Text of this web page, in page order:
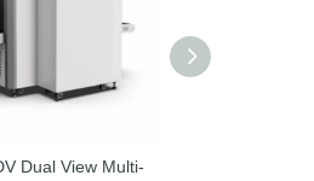
Dual View Multi-